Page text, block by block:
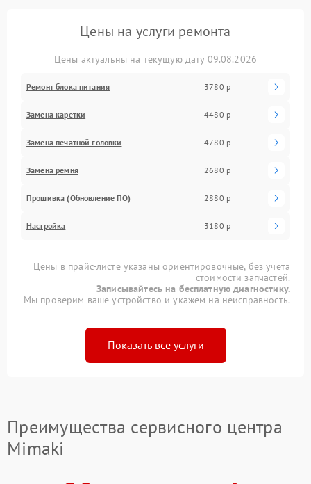
Цены на услуги ремонта
Цены актуальны на текущую дату 09.08.2026
Ремонт блока питания 3780 р
Замена каретки 4480 р
Замена печатной головки 4780 р
Замена ремня 2680 р
Прошивка (Обновление ПО) 2880 р
Настройка 3180 р
Цены в прайс-листе указаны ориентировочные, без учета
стоимости запчастей.
Записывайтесь на бесплатную диагностику.
Мы проверим ваше устройство и укажем на неисправность.
Показать все услуги
Преимущества сервисного центра
Mimaki